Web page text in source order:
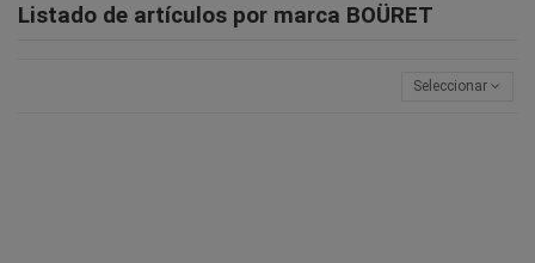
Listado de artículos por marca BOÜRET
Seleccionar